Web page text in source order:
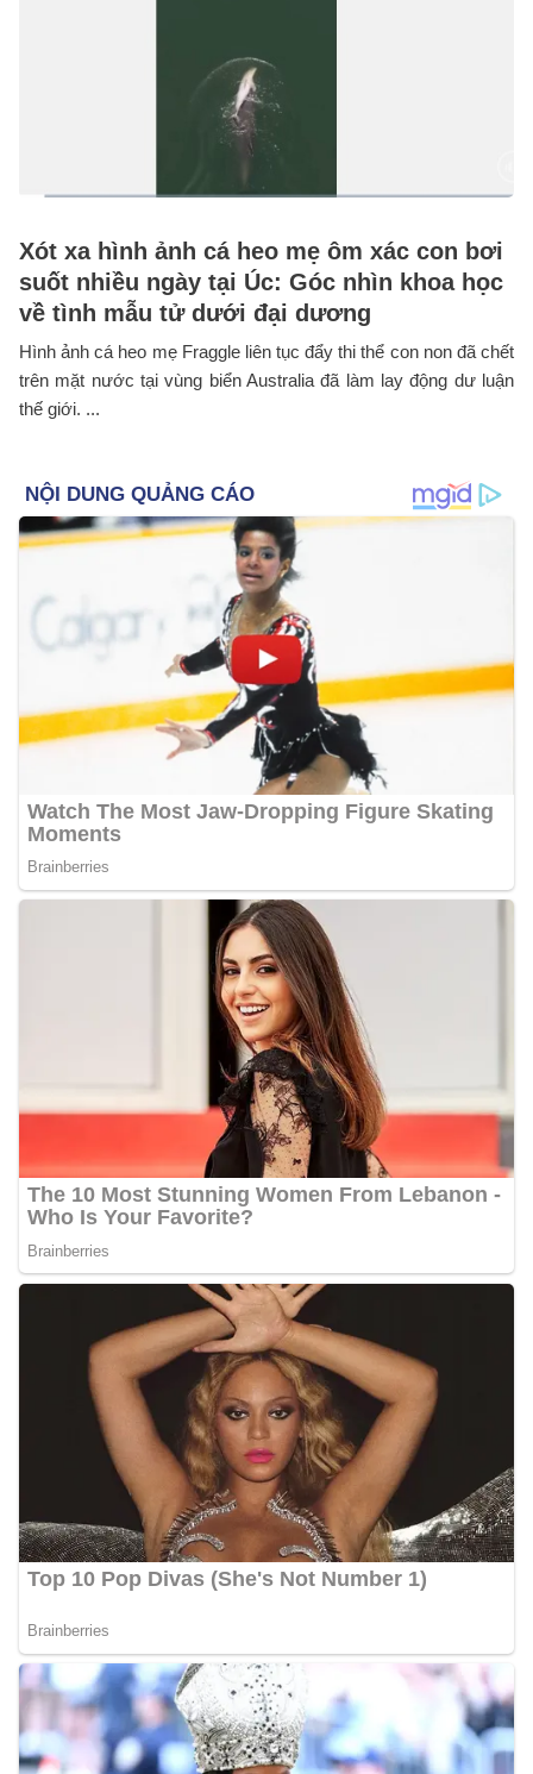
Xót xa hình ảnh cá heo mẹ ôm xác con bơi
suốt nhiều ngày tại Úc: Góc nhìn khoa học
về tình mẫu tử dưới đại dương
Hình ảnh cá heo mẹ Fraggle liên tục đẩy thi thể con non đã chết
trên mặt nước tại vùng biển Australia đã làm lay động dư luận
thế giới. ...